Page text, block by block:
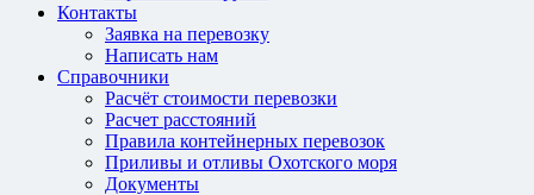
Контакты
Заявка на перевозку
Написать нам
Справочники
Расчёт стоимости перевозки
Расчет расстояний
Правила контейнерных перевозок
Приливы и отливы Охотского моря
Документы